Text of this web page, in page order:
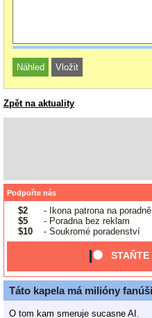
Zpět na aktuality
Podpořte nás
$2
- Ikona patrona na poradně
$5
- Poradna bez reklam
$10
- Soukromé poradenství
STAŇTE
Táto kapela má milióny
O tom kam smeruje sucasne AI.